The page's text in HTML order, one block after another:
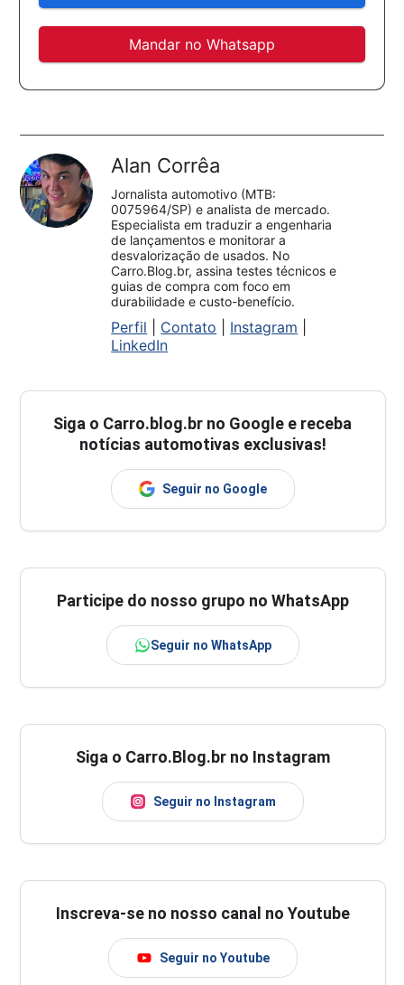
Mandar no Whatsapp
Alan Corrêa
Jornalista automotivo (MTB:
0075964/SP) e analista de mercado.
Especialista em traduzir a engenharia
de lançamentos e monitorar a
desvalorização de usados. No
Carro.Blog.br, assina testes técnicos e
guias de compra com foco em
durabilidade e custo-benefício.
Perfil Contato Instagram
LinkedIn
Siga o Carro.blog.br no Google e receba
notícias automotivas exclusivas!
Seguir no Google
Participe do nosso grupo no WhatsApp
Seguir no WhatsApp
Siga o Carro.Blog.br no Instagram
Seguir no Instagram
Inscreva-se no nosso canal no Youtube
Seguir no Youtube